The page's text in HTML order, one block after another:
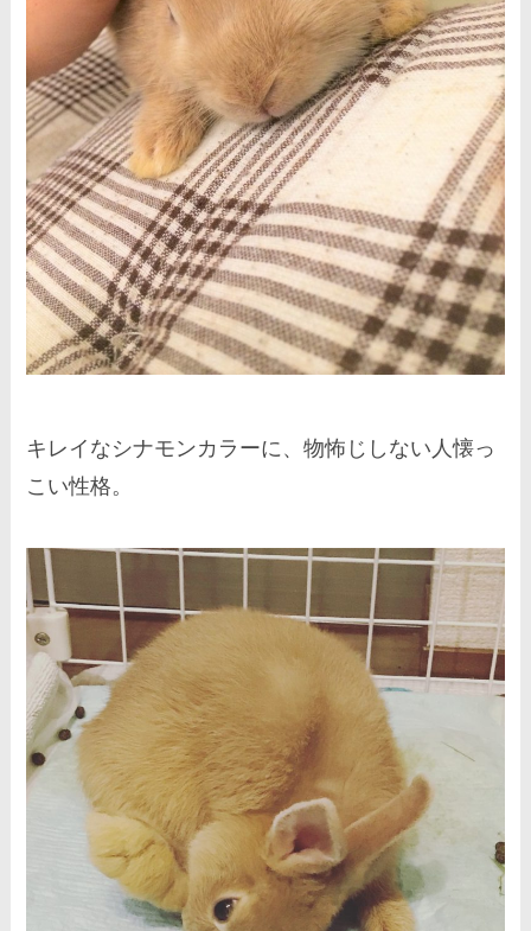
キレイなシナモンカラーに、物怖じしない人懐っ
こい性格。